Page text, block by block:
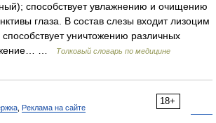
способствует увлажнению и очищению
глаза. В состав слезы входит лизоцим
уничтожению различных
…
Толковый словарь по медицине
18+
Реклама на сайте